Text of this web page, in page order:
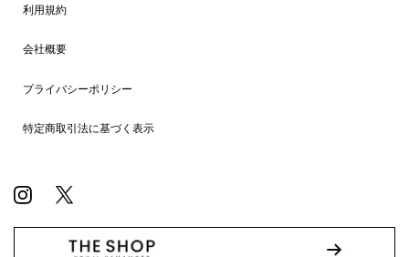
利用規約
会社概要
プライバシーポリシー
特定商取引法に基づく表示